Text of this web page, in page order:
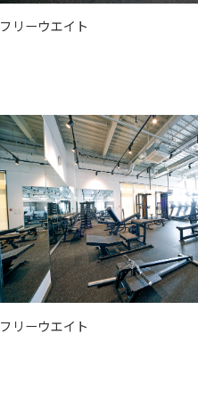
フリーウエイト
フリーウエイト